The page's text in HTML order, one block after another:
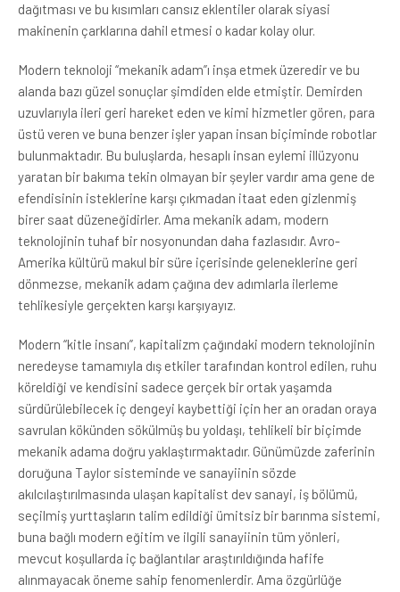
dağıtması ve bu kısımları cansız eklentiler olarak siyasi
makinenin çarklarına dahil etmesi o kadar kolay olur.
Modern teknoloji “mekanik adam”ı inşa etmek üzeredir ve bu
alanda bazı güzel sonuçlar şimdiden elde etmiştir. Demirden
uzuvlarıyla ileri geri hareket eden ve kimi hizmetler gören, para
üstü veren ve buna benzer işler yapan insan biçiminde robotlar
bulunmaktadır. Bu buluşlarda, hesaplı insan eylemi illüzyonu
yaratan bir bakıma tekin olmayan bir şeyler vardır ama gene de
efendisinin isteklerine karşı çıkmadan itaat eden gizlenmiş
birer saat düzeneğidirler. Ama mekanik adam, modern
teknolojinin tuhaf bir nosyonundan daha fazlasıdır. Avro-
Amerika kültürü makul bir süre içerisinde geleneklerine geri
dönmezse, mekanik adam çağına dev adımlarla ilerleme
tehlikesiyle gerçekten karşı karşıyayız.
Modern “kitle insanı”, kapitalizm çağındaki modern teknolojinin
neredeyse tamamıyla dış etkiler tarafından kontrol edilen, ruhu
köreldiği ve kendisini sadece gerçek bir ortak yaşamda
sürdürülebilecek iç dengeyi kaybettiği için her an oradan oraya
savrulan kökünden sökülmüş bu yoldaşı, tehlikeli bir biçimde
mekanik adama doğru yaklaştırmaktadır. Günümüzde zaferinin
doruğuna Taylor sisteminde ve sanayiinin sözde
akılcılaştırılmasında ulaşan kapitalist dev sanayi, iş bölümü,
seçilmiş yurttaşların talim edildiği ümitsiz bir barınma sistemi,
buna bağlı modern eğitim ve ilgili sanayiinin tüm yönleri,
mevcut koşullarda iç bağlantılar araştırıldığında hafife
alınmayacak öneme sahip fenomenlerdir. Ama özgürlüğe